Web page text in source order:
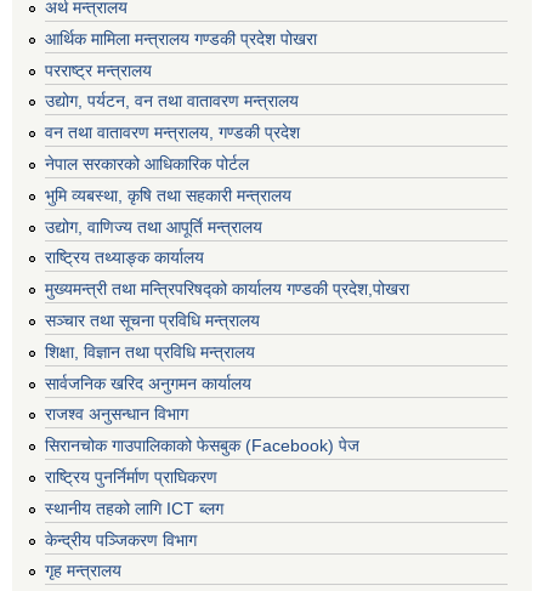
अर्थ मन्त्रालय
आर्थिक मामिला मन्त्रालय गण्डकी प्रदेश पोखरा
परराष्ट्र मन्त्रालय
उद्योग, पर्यटन, वन तथा वातावरण मन्त्रालय
वन तथा वातावरण मन्त्रालय, गण्डकी प्रदेश
नेपाल सरकारको आधिकारिक पोर्टल
भुमि व्यबस्था, कृषि तथा सहकारी मन्त्रालय
उद्योग, वाणिज्य तथा आपूर्ति मन्त्रालय
राष्ट्रिय तथ्याङ्क कार्यालय
मुख्यमन्त्री तथा मन्त्रिपरिषद्को कार्यालय गण्डकी प्रदेश,पोखरा
सञ्‍चार तथा सूचना प्रविधि मन्त्रालय
शिक्षा, विज्ञान तथा प्रविधि मन्त्रालय
सार्वजनिक खरिद अनुगमन कार्यालय
राजश्व अनुसन्धान विभाग
सिरानचोक गाउपालिकाको फेसबुक (Facebook) पेज
राष्ट्रिय पुनर्निर्माण प्राघिकरण
स्थानीय तहको लागि ICT ब्लग
केन्द्रीय पञ्जिकरण विभाग
गृह मन्त्रालय